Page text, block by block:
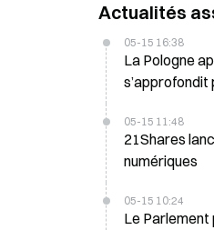
Actualités
05-15 16:38
La Pologne
s’approfondit
05-15 11:48
21Shares
numériques
05-15 10:24
Le Parlement